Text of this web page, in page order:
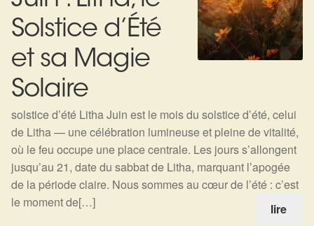
Solstice d’Été
et sa Magie
Solaire
solstice d’été Litha Juin est le mois du solstice d’été, celui
de Litha — une célébration lumineuse et pleine de vitalité,
où le feu occupe une place centrale. Les jours s’allongent
jusqu’au 21, date du sabbat de Litha, marquant l’apogée
de la période claire. Nous sommes au cœur de l’été : c’est
le moment de[…]
lire